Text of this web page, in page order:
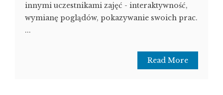
innymi uczestnikami zajęć - interaktywność,
wymianę poglądów, pokazywanie swoich prac.
...
Read More